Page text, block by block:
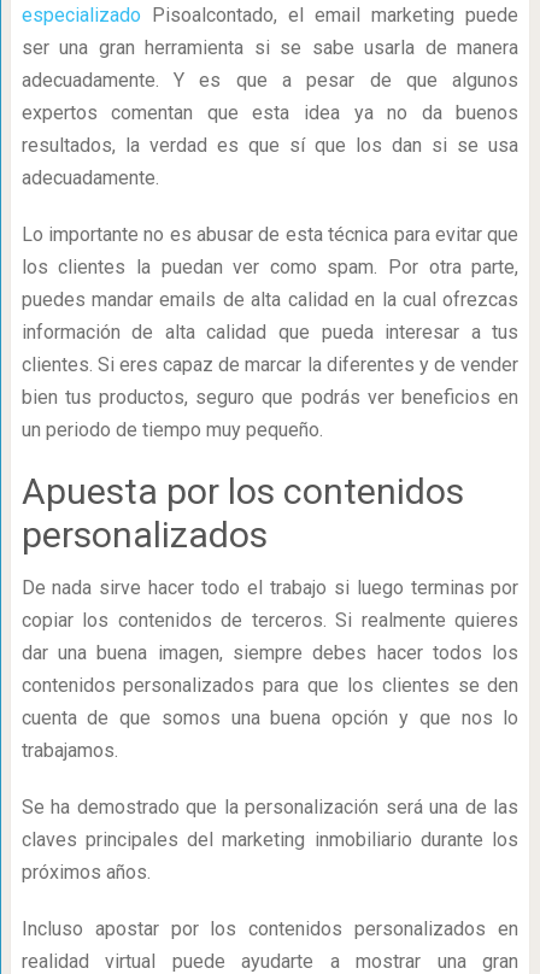
especializado Pisoalcontado, el email marketing puede
ser una gran herramienta si se sabe usarla de manera
adecuadamente. Y es que a pesar de que algunos
expertos comentan que esta idea ya no da buenos
resultados, la verdad es que sí que los dan si se usa
adecuadamente.
Lo importante no es abusar de esta técnica para evitar que
los clientes la puedan ver como spam. Por otra parte,
puedes mandar emails de alta calidad en la cual ofrezcas
información de alta calidad que pueda interesar a tus
clientes. Si eres capaz de marcar la diferentes y de vender
bien tus productos, seguro que podrás ver beneficios en
un periodo de tiempo muy pequeño.
Apuesta por los contenidos
personalizados
De nada sirve hacer todo el trabajo si luego terminas por
copiar los contenidos de terceros. Si realmente quieres
dar una buena imagen, siempre debes hacer todos los
contenidos personalizados para que los clientes se den
cuenta de que somos una buena opción y que nos lo
trabajamos.
Se ha demostrado que la personalización será una de las
claves principales del marketing inmobiliario durante los
próximos años.
Incluso apostar por los contenidos personalizados en
realidad virtual puede ayudarte a mostrar una gran